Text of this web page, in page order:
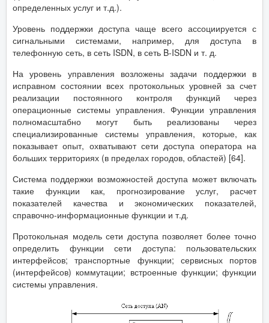
определенных услуг и т.д.).
Уровень поддержки доступа чаще всего ассоциируется с
сигнальными системами, например, для доступа в
телефонную сеть, в сеть ISDN, в сеть B-ISDN и т. д.
На уровень управления возложены задачи поддержки в
исправном состоянии всех протокольных уровней за счет
реализации постоянного контроля функций через
операционные системы управления. Функции управления
полномасштабно могут быть реализованы через
специализированные системы управления, которые, как
показывает опыт, охватывают сети доступа оператора на
больших территориях (в пределах городов, областей) [64].
Система поддержки возможностей доступа может включать
такие функции как, прогнозирование услуг, расчет
показателей качества и экономических показателей,
справочно-информационные функции и т.д.
Протокольная модель сети доступа позволяет более точно
определить функции сети доступа: пользовательских
интерфейсов; транспортные функции; сервисных портов
(интерфейсов) коммутации; встроенные функции; функции
системы управления.